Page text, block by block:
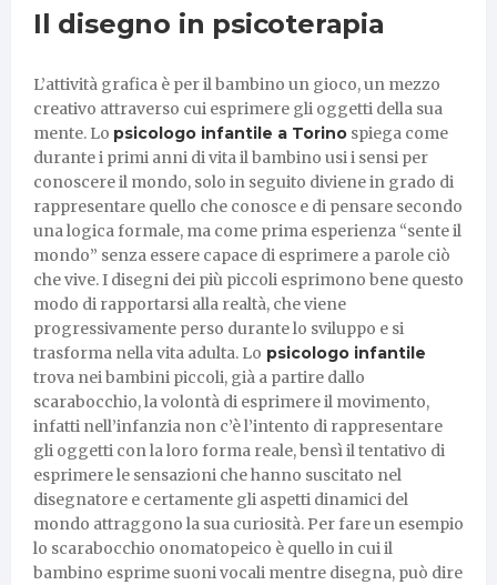
Il disegno in psicoterapia
L’attività grafica è per il bambino un gioco, un mezzo
creativo attraverso cui esprimere gli oggetti della sua
mente. Lo psicologo infantile a Torino spiega come
durante i primi anni di vita il bambino usi i sensi per
conoscere il mondo, solo in seguito diviene in grado di
rappresentare quello che conosce e di pensare secondo
una logica formale, ma come prima esperienza “sente il
mondo” senza essere capace di esprimere a parole ciò
che vive. I disegni dei più piccoli esprimono bene questo
modo di rapportarsi alla realtà, che viene
progressivamente perso durante lo sviluppo e si
trasforma nella vita adulta. Lo psicologo infantile
trova nei bambini piccoli, già a partire dallo
scarabocchio, la volontà di esprimere il movimento,
infatti nell’infanzia non c’è l’intento di rappresentare
gli oggetti con la loro forma reale, bensì il tentativo di
esprimere le sensazioni che hanno suscitato nel
disegnatore e certamente gli aspetti dinamici del
mondo attraggono la sua curiosità. Per fare un esempio
lo scarabocchio onomatopeico è quello in cui il
bambino esprime suoni vocali mentre disegna, può dire